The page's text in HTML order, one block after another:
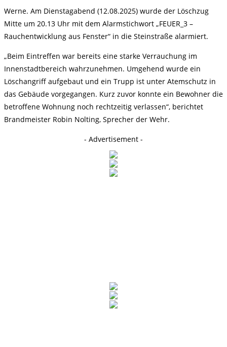
Werne. Am Dienstagabend (12.08.2025) wurde der Löschzug
Mitte um 20.13 Uhr mit dem Alarmstichwort „FEUER_3 –
Rauchentwicklung aus Fenster“ in die Steinstraße alarmiert.
„Beim Eintreffen war bereits eine starke Verrauchung im
Innenstadtbereich wahrzunehmen. Umgehend wurde ein
Löschangriff aufgebaut und ein Trupp ist unter Atemschutz in
das Gebäude vorgegangen. Kurz zuvor konnte ein Bewohner die
betroffene Wohnung noch rechtzeitig verlassen“, berichtet
Brandmeister Robin Nolting, Sprecher der Wehr.
- Advertisement -